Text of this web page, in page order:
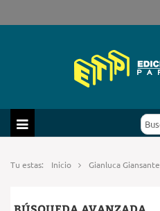
Tu estas: Inicio Gianluca Giansante